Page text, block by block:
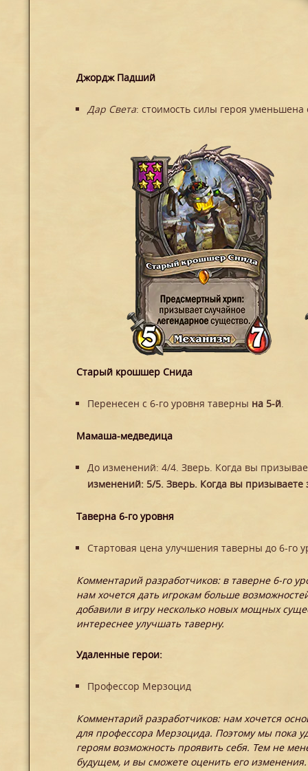
Джордж Падший
Дар Света: стоимость силы героя уменьшена
Старый крошшер Снида
Перенесен с 6-го уровня таверны на 5-й
Мамаша-медведица
До изменений: 4/4. Зверь. Когда вы
изменений: 5/5. Зверь. Когда вы призываете
Таверна 6-го уровня
Стартовая цена улучшения таверны до 6-го
Комментарий разработчиков: в таверне 6-го
нам хочется дать игрокам больше
добавили в игру несколько новых мощных
интереснее улучшать таверну.
Удаленные герои:
Профессор Мерзоцид
Комментарий разработчиков: нам хочется
для профессора Мерзоцида. Поэтому мы пока
героям возможность проявить себя. Тем не
будущем, и вы сможете оценить его изменения.